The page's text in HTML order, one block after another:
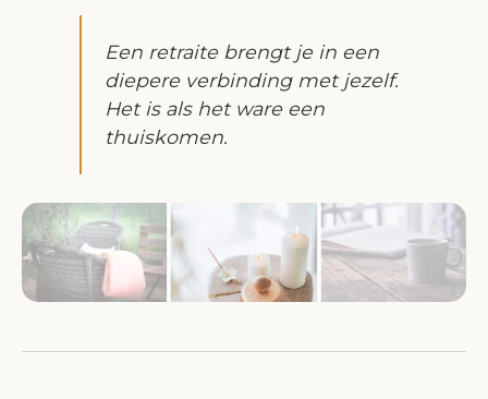
Een retraite brengt je in een
diepere verbinding met jezelf.
Het is als het ware een
thuiskomen.